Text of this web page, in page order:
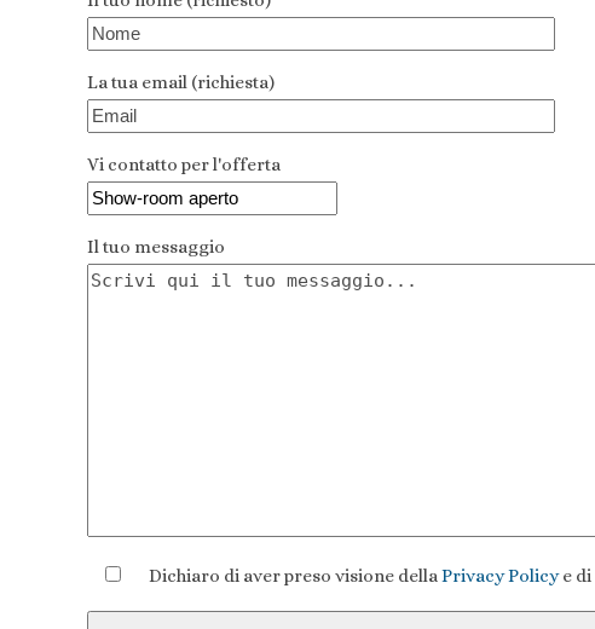
La tua email (richiesta)
Vi contatto per l'offerta
Il tuo messaggio
Dichiaro di aver preso visione dellaPrivacy Policye di